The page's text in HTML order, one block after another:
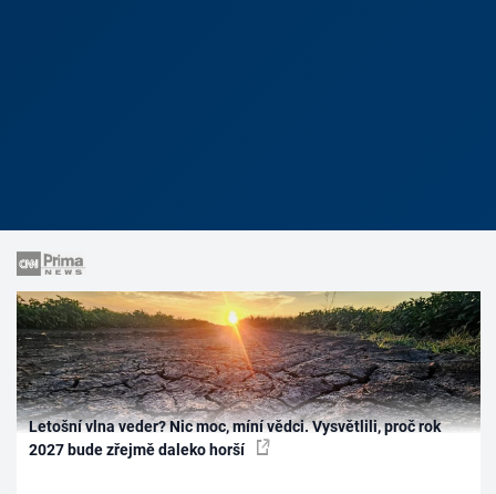
Letošní vlna veder? Nic moc, míní vědci. Vysvětlili, proč rok
2027 bude zřejmě daleko horší